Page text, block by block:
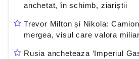
anchetat, în schimb, ziariștii
Trevor Milton și Nikola:
mergea, visul care valora
Rusia ancheteaza ‘Imperiul